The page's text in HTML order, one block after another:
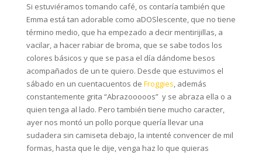
Si estuviéramos tomando café, os contaría también que
Emma está tan adorable como aDOSlescente, que no tiene
término medio, que ha empezado a decir mentirijillas, a
vacilar, a hacer rabiar de broma, que se sabe todos los
colores básicos y que se pasa el día dándome besos
acompañados de un te quiero. Desde que estuvimos el
sábado en un cuentacuentos de Froggies, además
constantemente grita “Abrazooooos” y se abraza ella o a
quien tenga al lado. Pero también tiene mucho caracter,
ayer nos montó un pollo porque quería llevar una
sudadera sin camiseta debajo, la intenté convencer de mil
formas, hasta que le dije, venga haz lo que quieras